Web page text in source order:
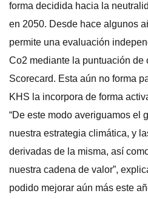
forma decidida hacia la
en 2050. Desde hace algunos
permite una evaluación
Co2 mediante la puntuación de
Scorecard. Esta aún no forma
KHS la incorpora de forma
“De este modo averiguamos el
nuestra estrategia climática, y
derivadas de la misma, así
nuestra cadena de valor”,
podido mejorar aún más este